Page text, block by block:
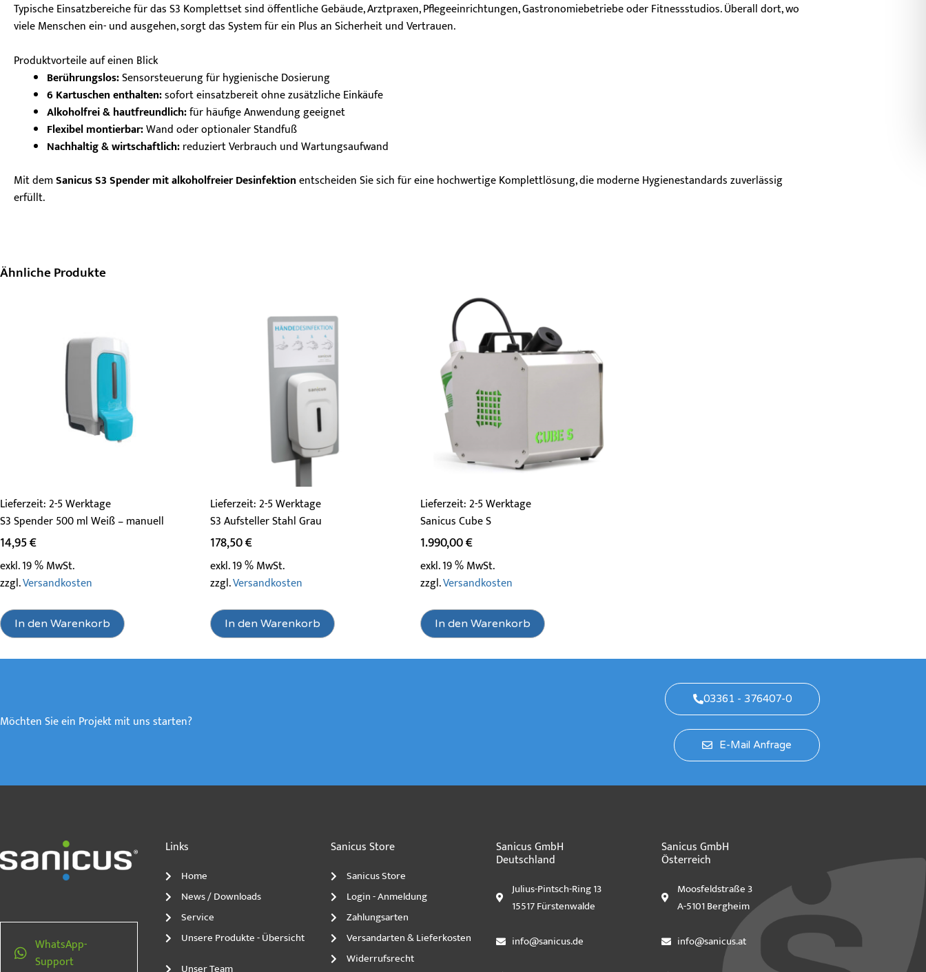
Typische Einsatzbereiche für das S3 Komplettset sind öffentliche Gebäude, Arztpraxen, Pflegeeinrichtungen, Gastronomiebetriebe oder Fitnessstudios. Überall dort, wo
viele Menschen ein- und ausgehen, sorgt das System für ein Plus an Sicherheit und Vertrauen.
Produktvorteile auf einen Blick
Berührungslos:Sensorsteuerung für hygienische Dosierung
6 Kartuschen enthalten:sofort einsatzbereit ohne zusätzliche Einkäufe
Alkoholfrei & hautfreundlich:für häufige Anwendung geeignet
Flexibel montierbar:Wand oder optionaler Standfuß
Nachhaltig & wirtschaftlich:reduziert Verbrauch und Wartungsaufwand
Mit demSanicus S3 Spender mit alkoholfreier Desinfektionentscheiden Sie sich für eine hochwertige Komplettlösung, die moderne Hygienestandards zuverlässig
erfüllt.
Ähnliche Produkte
Lieferzeit:2-5 Werktage
S3 Spender 500 ml Weiß – manuell
14,95€
exkl. 19 % MwSt.
zzgl.Versandkosten
In den Warenkorb
Lieferzeit:2-5 Werktage
S3 Aufsteller Stahl Grau
178,50€
exkl. 19 % MwSt.
zzgl.Versandkosten
In den Warenkorb
Lieferzeit:2-5 Werktage
Sanicus Cube S
1.990,00€
exkl. 19 % MwSt.
zzgl.Versandkosten
In den Warenkorb
Möchten Sie ein Projekt mit uns starten?
03361 - 376407-0
E-Mail Anfrage
WhatsApp-
Support
Links
Home
News / Downloads
Service
Unsere Produkte - Übersicht
Sanicus Store
Sanicus Store
Login - Anmeldung
Zahlungsarten
Versandarten & Lieferkosten
Widerrufsrecht
Sanicus GmbH
Deutschland
Julius-Pintsch-Ring 13
15517 Fürstenwalde
info@sanicus.de
Sanicus GmbH
Österreich
Moosfeldstraße 3
A-5101 Bergheim
info@sanicus.at